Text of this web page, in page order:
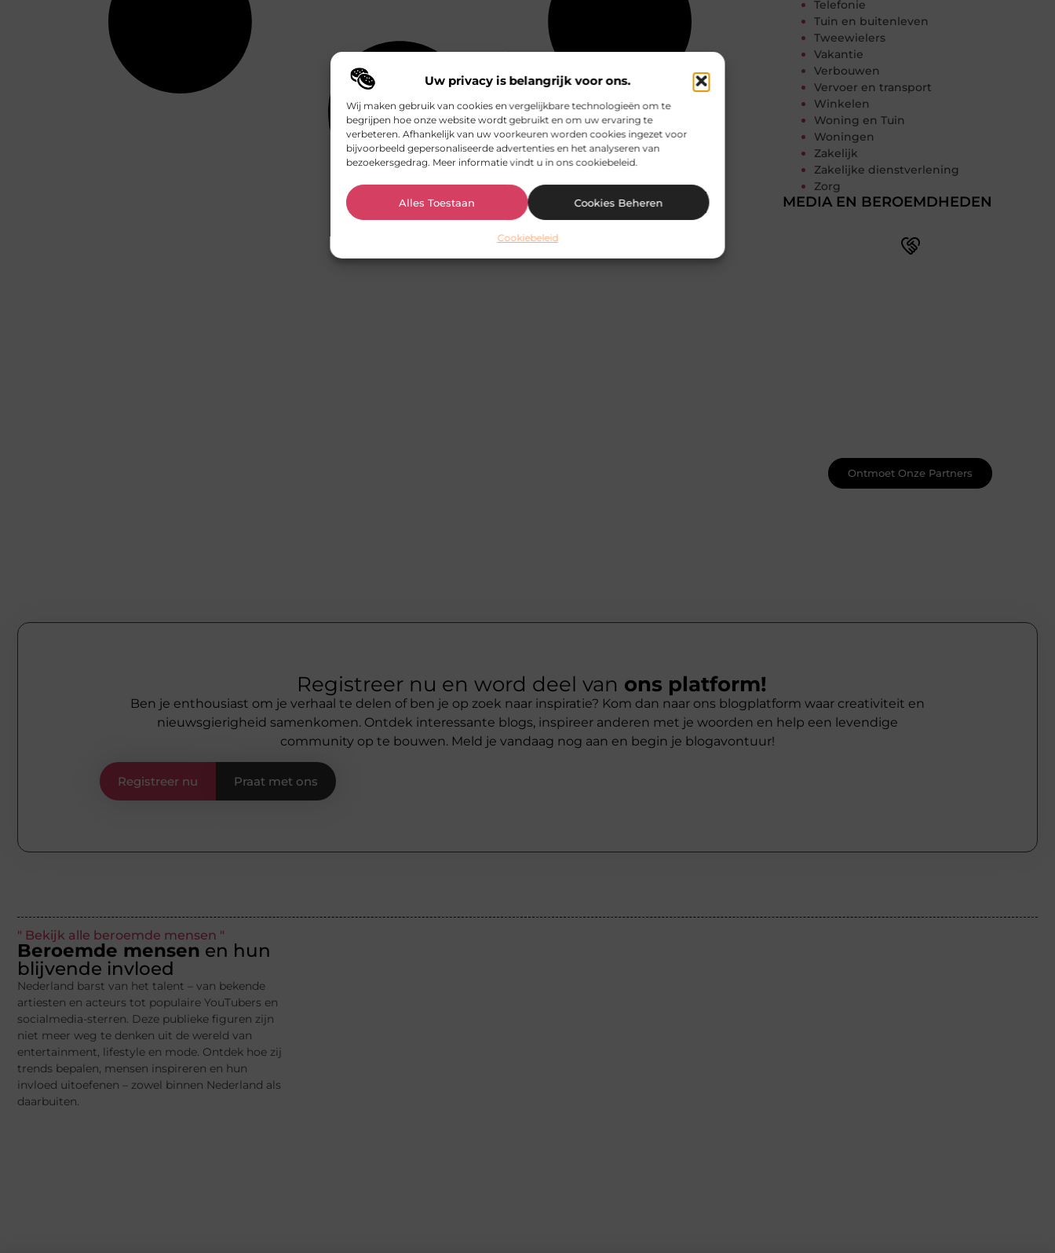
Uw privacy is belangrijk voor ons.
Wij maken gebruik van cookies en vergelijkbare technologieën om te
begrijpen hoe onze website wordt gebruikt en om uw ervaring te
verbeteren. Afhankelijk van uw voorkeuren worden cookies ingezet voor
bijvoorbeeld gepersonaliseerde advertenties en het analyseren van
bezoekersgedrag. Meer informatie vindt u in ons cookiebeleid.
Alles Toestaan Cookies Beheren
Cookiebeleid
Telefonie
Tuin en buitenleven
Tweewielers
Vakantie
Verbouwen
Vervoer en transport
Winkelen
Woning en Tuin
Woningen
Zakelijk
Zakelijke dienstverlening
Zorg
MEDIA EN BEROEMDHEDEN
Ontmoet Onze Partners
Registreer nu en word deel van ons platform!
Ben je enthousiast om je verhaal te delen of ben je op zoek naar inspiratie? Kom dan naar ons blogplatform waar creativiteit en
nieuwsgierigheid samenkomen. Ontdek interessante blogs, inspireer anderen met je woorden en help een levendige
community op te bouwen. Meld je vandaag nog aan en begin je blogavontuur!
Registreer nu Praat met ons
" Bekijk alle beroemde mensen "
Beroemde mensen en hun
blijvende invloed
Nederland barst van het talent – van bekende
artiesten en acteurs tot populaire YouTubers en
socialmedia-sterren. Deze publieke figuren zijn
niet meer weg te denken uit de wereld van
entertainment, lifestyle en mode. Ontdek hoe zij
trends bepalen, mensen inspireren en hun
invloed uitoefenen – zowel binnen Nederland als
daarbuiten.